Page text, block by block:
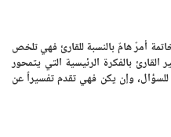
أمرٌ هامٌ بالنسبة للقارئ فهي تلخص
بالفكرة الرئيسية التي يتمحور
للسؤال، وإن يكن فهي تقدم تفسيراً عن